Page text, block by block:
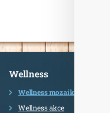
Informace
Wellness
Wellness mozaika
Wellness akce